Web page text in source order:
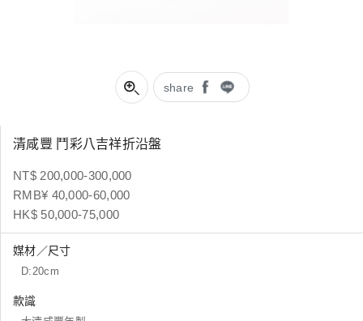
share
清咸豐 鬥彩八吉祥折沿盤
NT$ 200,000-300,000
RMB¥ 40,000-60,000
HK$ 50,000-75,000
媒材／尺寸
D:20cm
款識